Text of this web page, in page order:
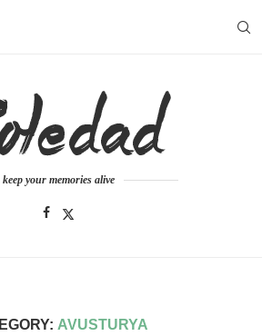
keep your memories alive
AVUSTURYA